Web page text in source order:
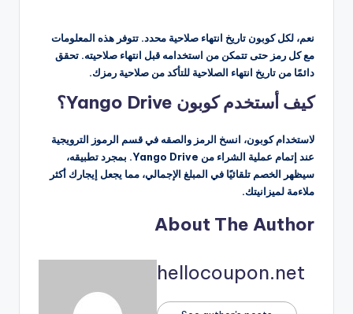
نعم، لكل كوبون تاريخ انتهاء صلاحية محدد. تتوفر هذه المعلومات
مع كل رمز حتى تتمكن من استخدامه قبل انتهاء صلاحيته. تحقق
دائمًا من تاريخ انتهاء الصلاحية للتأكد من صلاحية رمزك.
كيف أستخدم كوبون Yango Drive؟
لاستخدام كوبون، انسخ الرمز والصقه في قسم الرموز الترويجية
عند إتمام عملية الشراء من Yango Drive. بمجرد تطبيقه،
سيظهر الخصم تلقائيًا في المبلغ الإجمالي، مما يجعل إيجارك أكثر
ملاءمة لميزانيتك.
About The Author
hellocoupon.net